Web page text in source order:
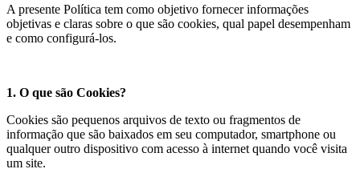
A presente Política tem como objetivo fornecer informações
objetivas e claras sobre o que são cookies, qual papel desempenham
e como configurá-los.
1. O que são Cookies?
Cookies são pequenos arquivos de texto ou fragmentos de
informação que são baixados em seu computador, smartphone ou
qualquer outro dispositivo com acesso à internet quando você visita
um site.